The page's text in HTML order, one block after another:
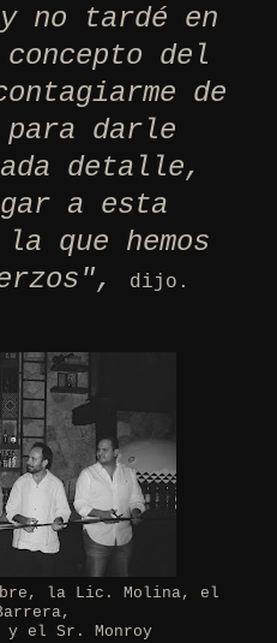
no tardé en
del
de
para darle
detalle,
a esta
que hemos
dijo.
la Lic. Molina, el
y el Sr. Monroy